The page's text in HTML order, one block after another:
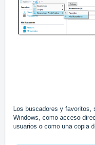
Los buscadores y favoritos,
Windows, como acceso
usuarios o como una copia